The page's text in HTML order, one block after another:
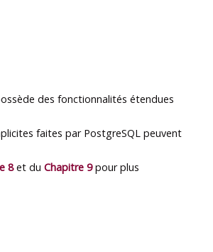
des fonctionnalités étendues
faites par PostgreSQL peuvent
8et du Chapitre 9pour plus